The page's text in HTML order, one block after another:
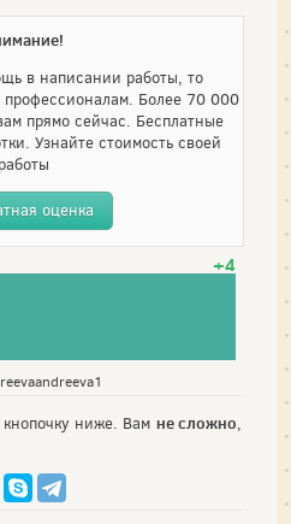
в написании работы, то
профессионалам. Более 70 000
прямо сейчас. Бесплатные
Узнайте стоимость своей
работы
оценка
+4
ниже. Вам не сложно,